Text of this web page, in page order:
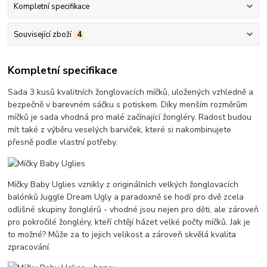
Kompletní specifikace
Související zboží 4
Kompletní specifikace
Sada 3 kusů kvalitních žonglovacích míčků, uložených vzhledně a
bezpečně v barevném sáčku s potiskem. Díky menším rozměrům
míčků je sada vhodná pro malé začínající žongléry. Radost budou
mít také z výběru veselých barviček, které si nakombinujete
přesně podle vlastní potřeby.
Míčky Baby Uglies vznikly z originálních velkých žonglovacích
balónků Juggle Dream Ugly a paradoxně se hodí pro dvě zcela
odlišné skupiny žonglérů - vhodné jsou nejen pro děti, ale zároveň
pro pokročilé žongléry, kteří chtějí házet velké počty míčků. Jak je
to možné? Může za to jejich velikost a zároveň skvělá kvalita
zpracování.